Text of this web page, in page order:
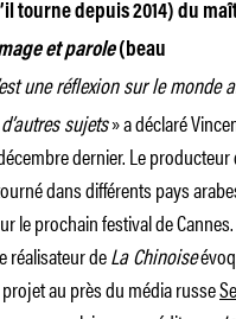
tourne depuis 2014) du
et parole(beau
une réflexion sur le monde
sujets» a déclaré
dernier. Le
dans différents pays
le prochain festival de
réalisateur deLa Chinoise
au près du média russe